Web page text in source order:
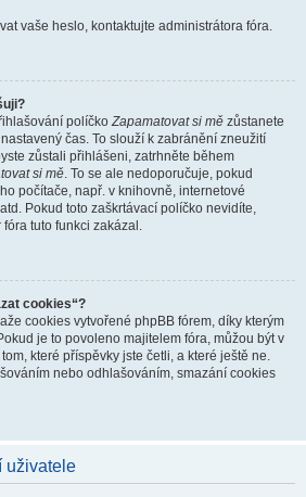
vaše heslo, kontaktujte administrátora fóra.
políčkoZapamatovat si mě zůstanete
čas. To slouží k zabránění zneužití
zůstali přihlášeni, zatrhněte během
si mě. To se ale nedoporučuje, pokud
počítače, např. v knihovně, internetové
Pokud toto zaškrtávací políčko nevidíte,
tuto funkci zakázal.
cookies“?
cookies vytvořené phpBB fórem, díky kterým
je to povoleno majitelem fóra, můžou být v
které příspěvky jste četli, a které ještě ne.
nebo odhlašováním, smazání cookies
uživatele